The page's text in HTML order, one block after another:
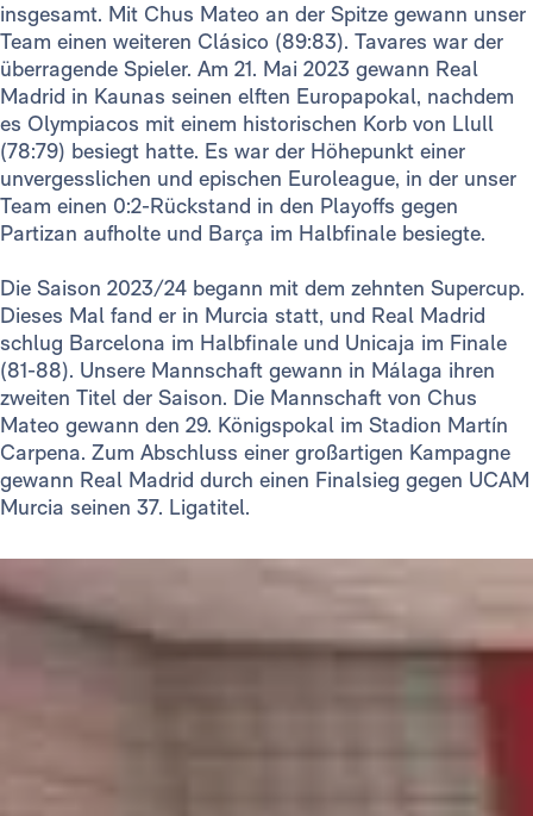
insgesamt. Mit Chus Mateo an der Spitze gewann unser
Team einen weiteren Clásico (89:83). Tavares war der
überragende Spieler. Am 21. Mai 2023 gewann Real
Madrid in Kaunas seinen elften Europapokal, nachdem
es Olympiacos mit einem historischen Korb von Llull
(78:79) besiegt hatte. Es war der Höhepunkt einer
unvergesslichen und epischen Euroleague, in der unser
Team einen 0:2-Rückstand in den Playoffs gegen
Partizan aufholte und Barça im Halbfinale besiegte.
Die Saison 2023/24 begann mit dem zehnten Supercup.
Dieses Mal fand er in Murcia statt, und Real Madrid
schlug Barcelona im Halbfinale und Unicaja im Finale
(81-88). Unsere Mannschaft gewann in Málaga ihren
zweiten Titel der Saison. Die Mannschaft von Chus
Mateo gewann den 29. Königspokal im Stadion Martín
Carpena. Zum Abschluss einer großartigen Kampagne
gewann Real Madrid durch einen Finalsieg gegen UCAM
Murcia seinen 37. Ligatitel.